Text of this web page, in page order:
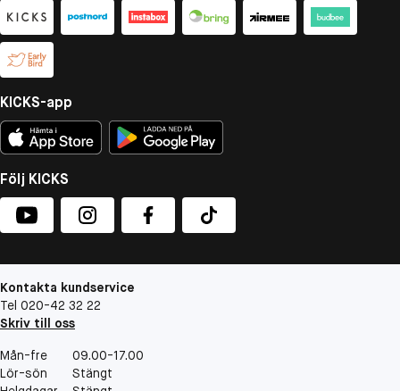
KICKS-app
Följ KICKS
Kontakta kundservice
Tel 020-42 32 22
Skriv till oss
Mån-fre
09.00-17.00
Lör-sön
Stängt